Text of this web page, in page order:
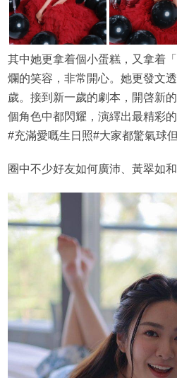
其中她更拿着個小蛋糕，又拿着
爛的笑容，非常開心。她更發文
歲。接到新一歲的劇本，開啓新
個角色中都閃耀，演繹出最精彩
#充滿愛嘅生日照#大家都驚氣球
圈中不少好友如何廣沛、黃翠如